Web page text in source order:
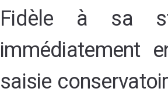
Fidèle à sa
immédiatement
saisie